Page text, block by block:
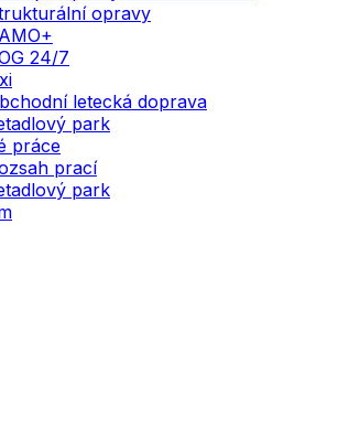
opravy
24/7
letecká doprava
park
práce
prací
park